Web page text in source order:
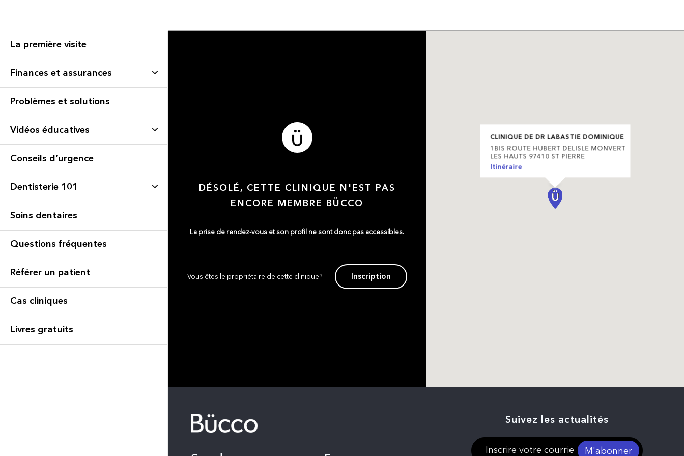
La première visite
Finances et assurances
Problèmes et solutions
Vidéos éducatives
Conseils d’urgence
Dentisterie 101
Soins dentaires
Questions fréquentes
Référer un patient
Cas cliniques
Livres gratuits
DÉSOLÉ, CETTE CLINIQUE N'EST PAS
ENCORE MEMBRE BÜCCO
La prise de rendez-vous et son profil ne sont donc pas accessibles.
Vous êtes le propriétaire de cette clinique? Inscription
CLINIQUE DE DR LABASTIE DOMINIQUE
1BIS ROUTE HUBERT DELISLE MONVERT
LES HAUTS 97410 ST PIERRE
Itinéraire
Suivez les actualités
M'abonner